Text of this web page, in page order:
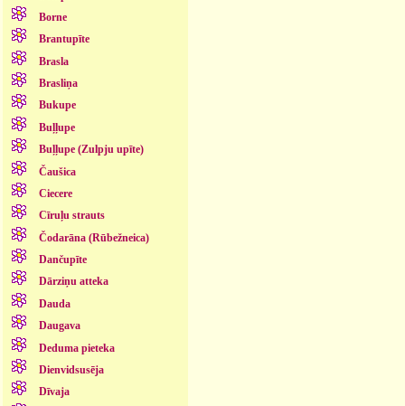
Borne
Brantupīte
Brasla
Brasliņa
Bukupe
Buļļupe
Buļļupe (Zulpju upīte)
Čaušica
Ciecere
Cīruļu strauts
Čodarāna (Rūbežneica)
Dančupīte
Dārziņu atteka
Dauda
Daugava
Deduma pieteka
Dienvidsusēja
Dīvaja